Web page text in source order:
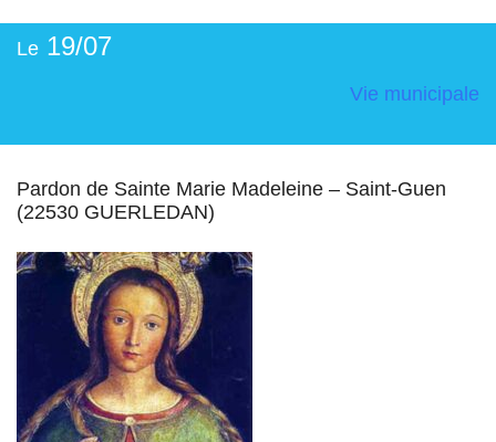
Le 19/07
Vie municipale
Pardon de Sainte Marie Madeleine – Saint-Guen
(22530 GUERLEDAN)